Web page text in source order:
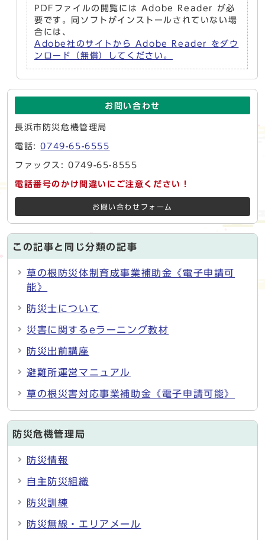
PDFファイルの閲覧には Adobe Reader が必
要です。同ソフトがインストールされていない場
合には、
Adobe社のサイトから Adobe Reader をダウ
ンロード（無償）してください。
お問い合わせ
長浜市防災危機管理局
電話:0749-65-6555
ファックス: 0749-65-8555
電話番号のかけ間違いにご注意ください！
お問い合わせフォーム
この記事と同じ分類の記事
草の根防災体制育成事業補助金《電子申請可
能》
防災士について
災害に関するeラーニング教材
防災出前講座
避難所運営マニュアル
草の根災害対応事業補助金《電子申請可能》
防災危機管理局
防災情報
自主防災組織
防災訓練
防災無線・エリアメール